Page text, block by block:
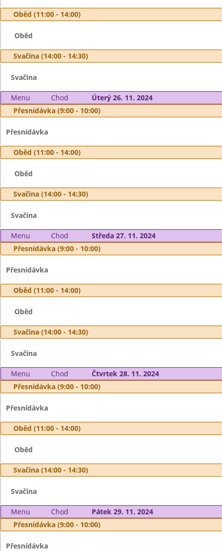
Oběd (11:00 - 14:00)
Oběd
Svačina (14:00 - 14:30)
Svačina
Menu Chod
Úterý 26. 11. 2024
Přesnídávka (9:00 - 10:00)
Přesnídávka
Oběd (11:00 - 14:00)
Oběd
Svačina (14:00 - 14:30)
Svačina
Menu Chod
Středa 27. 11. 2024
Přesnídávka (9:00 - 10:00)
Přesnídávka
Oběd (11:00 - 14:00)
Oběd
Svačina (14:00 - 14:30)
Svačina
Menu Chod
Čtvrtek 28. 11. 2024
Přesnídávka (9:00 - 10:00)
Přesnídávka
Oběd (11:00 - 14:00)
Oběd
Svačina (14:00 - 14:30)
Svačina
Menu Chod
Pátek 29. 11. 2024
Přesnídávka (9:00 - 10:00)
Přesnídávka